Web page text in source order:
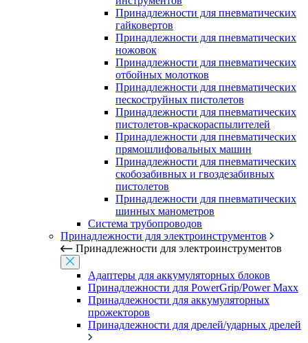
Принадлежности для пневматических
гайковертов
Принадлежности для пневматических
ножовок
Принадлежности для пневматических
отбойных молотков
Принадлежности для пневматических
пескоструйных пистолетов
Принадлежности для пневматических
пистолетов-краскораспылителей
Принадлежности для пневматических
прямошлифовальных машин
Принадлежности для пневматических
скобозабивных и гвоздезабивных
пистолетов
Принадлежности для пневматических
шинных манометров
Система трубопроводов
Принадлежности для электроинструментов
Принадлежности для электроинструментов
Адаптеры для аккумуляторных блоков
Принадлежности для PowerGrip/Power Maxx
Принадлежности для аккумуляторных
прожекторов
Принадлежности для дрелей/ударных дрелей